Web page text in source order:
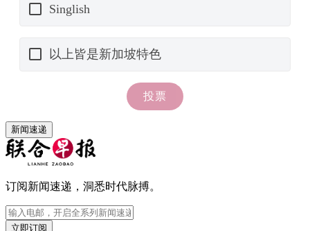
新闻速递
订阅新闻速递，洞悉时代脉搏。
立即订阅